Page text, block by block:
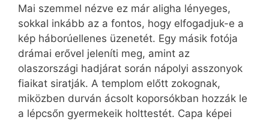
Mai szemmel nézve ez már aligha lényeges,
sokkal inkább az a fontos, hogy elfogadjuk-e a
kép háborúellenes üzenetét. Egy másik fotója
drámai erővel jeleníti meg, amint az
olaszországi hadjárat során nápolyi asszonyok
fiaikat siratják. A templom előtt zokognak,
miközben durván ácsolt koporsókban hozzák le
a lépcsőn gyermekeik holttestét. Capa képei